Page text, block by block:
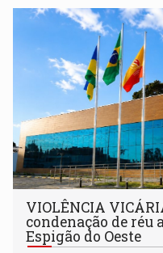
VIOLÊNCIA
condenação de réu
Espigão do Oeste